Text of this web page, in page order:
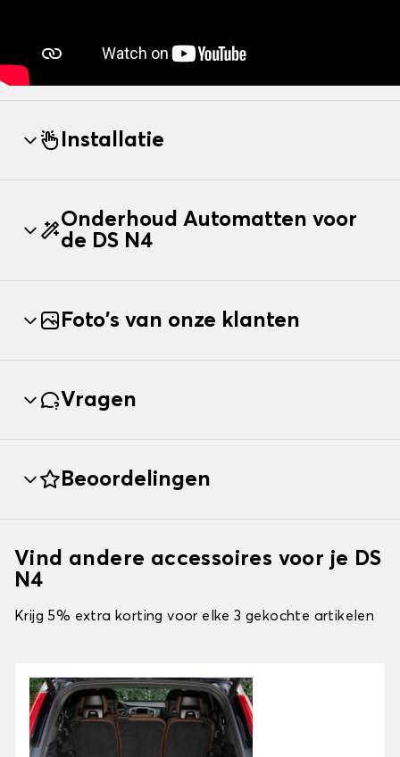
Installatie
Onderhoud Automatten voor
de DS N4
Foto's van onze klanten
Vragen
Beoordelingen
Vind andere accessoires voor je DS
N4
Krijg 5% extra korting voor elke 3 gekochte artikelen